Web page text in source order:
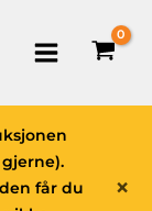
×
får du